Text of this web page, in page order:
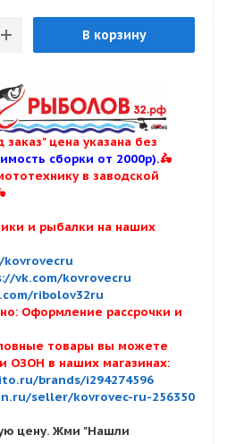
В корзину
цена указана без
сборки от 2000р).🛵
в заводской
и рыбалки на наших
vk.com/kovrovecru
ribolov32ru
Оформление рассрочки и
товары вы можете
ОЗОН в наших магазинах:
brands/i294274596
seller/kovrovec-ru-256350
цену. Жми "Нашли